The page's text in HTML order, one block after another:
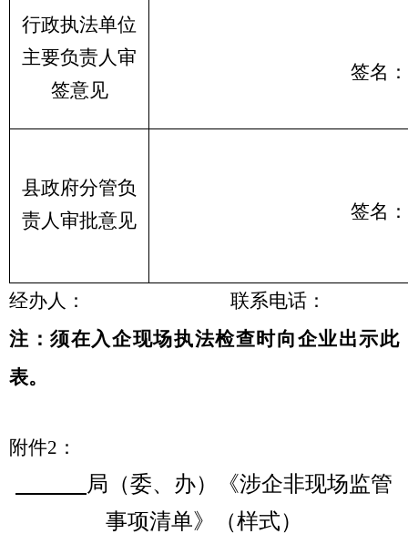
行政执法单位
主要负责人审
签意见
签名：
县政府分管负
责人审批意见
签名：
经办人：
联系电话：
注：须在入企现场执法检查时向企业出示此
表。
附件2 ：
局（委、办）《涉企非现场监管
事项清单》（样式）